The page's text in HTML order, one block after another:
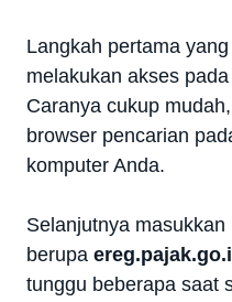
Langkah pertama
melakukan akses
Caranya cukup
browser pencarian
komputer Anda.
Selanjutnya
berupa
tunggu beberapa saat